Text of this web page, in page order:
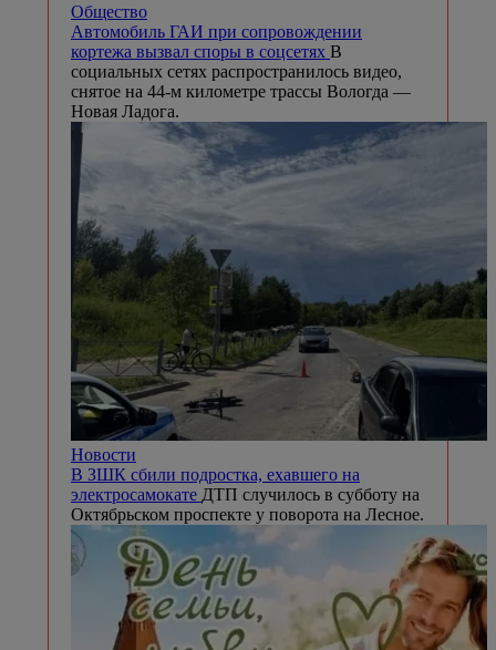
Общество
Автомобиль ГАИ при сопровождении
кортежа вызвал споры в соцсетях В
социальных сетях распространилось видео,
снятое на 44-м километре трассы Вологда —
Новая Ладога.
Новости
В ЗШК сбили подростка, ехавшего на
электросамокате ДТП случилось в субботу на
Октябрьском проспекте у поворота на Лесное.